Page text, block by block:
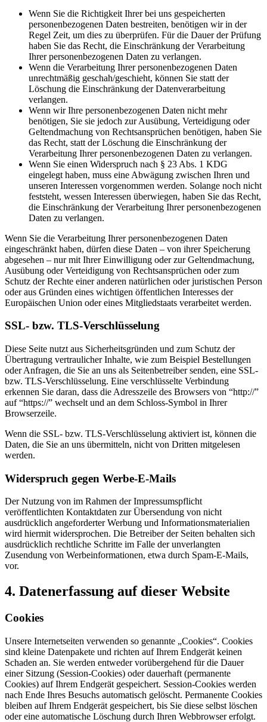
Wenn Sie die Richtigkeit Ihrer bei uns gespeicherten
personenbezogenen Daten bestreiten, benötigen wir in der
Regel Zeit, um dies zu überprüfen. Für die Dauer der Prüfung
haben Sie das Recht, die Einschränkung der Verarbeitung
Ihrer personenbezogenen Daten zu verlangen.
Wenn die Verarbeitung Ihrer personenbezogenen Daten
unrechtmäßig geschah/geschieht, können Sie statt der
Löschung die Einschränkung der Datenverarbeitung
verlangen.
Wenn wir Ihre personenbezogenen Daten nicht mehr
benötigen, Sie sie jedoch zur Ausübung, Verteidigung oder
Geltendmachung von Rechtsansprüchen benötigen, haben Sie
das Recht, statt der Löschung die Einschränkung der
Verarbeitung Ihrer personenbezogenen Daten zu verlangen.
Wenn Sie einen Widerspruch nach § 23 Abs. 1 KDG
eingelegt haben, muss eine Abwägung zwischen Ihren und
unseren Interessen vorgenommen werden. Solange noch nicht
feststeht, wessen Interessen überwiegen, haben Sie das Recht,
die Einschränkung der Verarbeitung Ihrer personenbezogenen
Daten zu verlangen.
Wenn Sie die Verarbeitung Ihrer personenbezogenen Daten
eingeschränkt haben, dürfen diese Daten – von ihrer Speicherung
abgesehen – nur mit Ihrer Einwilligung oder zur Geltendmachung,
Ausübung oder Verteidigung von Rechtsansprüchen oder zum
Schutz der Rechte einer anderen natürlichen oder juristischen Person
oder aus Gründen eines wichtigen öffentlichen Interesses der
Europäischen Union oder eines Mitgliedstaats verarbeitet werden.
SSL- bzw. TLS-Verschlüsselung
Diese Seite nutzt aus Sicherheitsgründen und zum Schutz der
Übertragung vertraulicher Inhalte, wie zum Beispiel Bestellungen
oder Anfragen, die Sie an uns als Seitenbetreiber senden, eine SSL-
bzw. TLS-Verschlüsselung. Eine verschlüsselte Verbindung
erkennen Sie daran, dass die Adresszeile des Browsers von “http://”
auf “https://” wechselt und an dem Schloss-Symbol in Ihrer
Browserzeile.
Wenn die SSL- bzw. TLS-Verschlüsselung aktiviert ist, können die
Daten, die Sie an uns übermitteln, nicht von Dritten mitgelesen
werden.
Widerspruch gegen Werbe-E-Mails
Der Nutzung von im Rahmen der Impressumspflicht
veröffentlichten Kontaktdaten zur Übersendung von nicht
ausdrücklich angeforderter Werbung und Informationsmaterialien
wird hiermit widersprochen. Die Betreiber der Seiten behalten sich
ausdrücklich rechtliche Schritte im Falle der unverlangten
Zusendung von Werbeinformationen, etwa durch Spam-E-Mails,
vor.
4. Datenerfassung auf dieser Website
Cookies
Unsere Internetseiten verwenden so genannte „Cookies“. Cookies
sind kleine Datenpakete und richten auf Ihrem Endgerät keinen
Schaden an. Sie werden entweder vorübergehend für die Dauer
einer Sitzung (Session-Cookies) oder dauerhaft (permanente
Cookies) auf Ihrem Endgerät gespeichert. Session-Cookies werden
nach Ende Ihres Besuchs automatisch gelöscht. Permanente Cookies
bleiben auf Ihrem Endgerät gespeichert, bis Sie diese selbst löschen
oder eine automatische Löschung durch Ihren Webbrowser erfolgt.